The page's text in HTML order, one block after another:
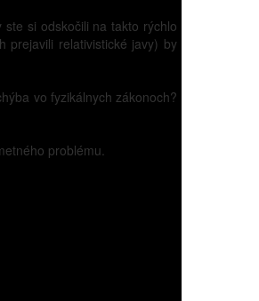
ste si odskočili na takto rýchlo
prejavili relativistické javy) by
vo fyzikálnych zákonoch?
problému.